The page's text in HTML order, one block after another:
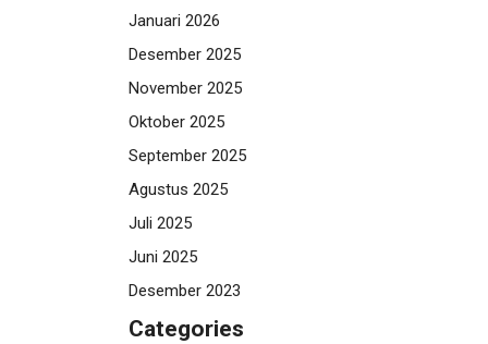
Januari 2026
Desember 2025
November 2025
Oktober 2025
September 2025
Agustus 2025
Juli 2025
Juni 2025
Desember 2023
Categories